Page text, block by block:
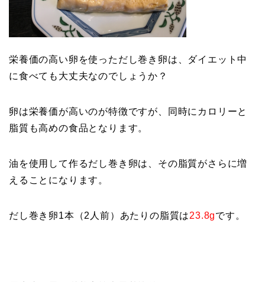
栄養価の高い卵を使っただし巻き卵は、ダイエット中
に食べても大丈夫なのでしょうか？
卵は栄養価が高いのが特徴ですが、同時にカロリーと
脂質も高めの食品となります。
油を使用して作るだし巻き卵は、その脂質がさらに増
えることになります。
だし巻き卵1本（2人前）あたりの脂質は23.8gです。